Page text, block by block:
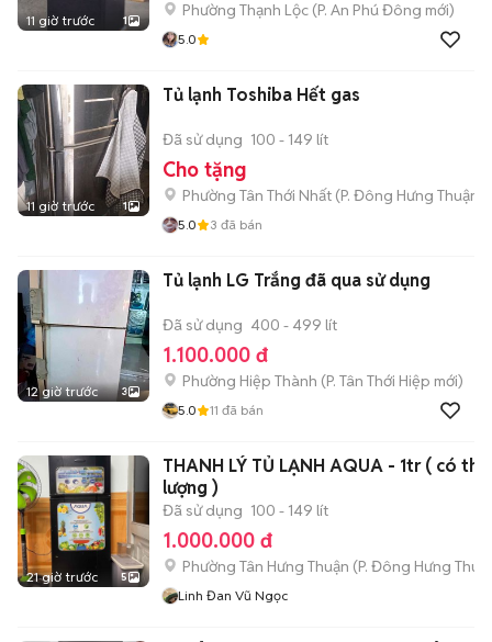
11 giờ trước 1
Phường Thạnh Lộc (P. An Phú Đông mới)
5.0
11 giờ trước 1
Tủ lạnh Toshiba Hết gas
Đã sử dụng 100 - 149 lít
Cho tặng
Phường Tân Thới Nhất (P. Đông Hưng Thuận
5.0 3 đã bán
12 giờ trước 3
Tủ lạnh LG Trắng đã qua sử dụng
Đã sử dụng 400 - 499 lít
1.100.000 đ
Phường Hiệp Thành (P. Tân Thới Hiệp mới)
5.0 11 đã bán
21 giờ trước 5
THANH LÝ TỦ LẠNH AQUA - 1tr ( có
lượng )
Đã sử dụng 100 - 149 lít
1.000.000 đ
Phường Tân Hưng Thuận (P. Đông Hưng
Linh Đan Vũ Ngọc